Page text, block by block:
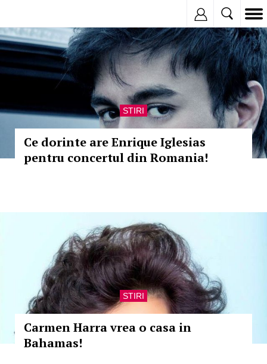
STIRI
Ce dorinte are Enrique Iglesias
pentru concertul din Romania!
STIRI
Carmen Harra vrea o casa in
Bahamas!